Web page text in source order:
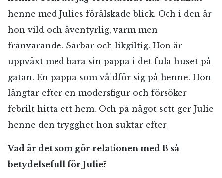
RÖSTA
E-post*
henne med Julies förälskade blick. Och i den är
hon vild och äventyrlig, varm men
frånvarande. Sårbar och likgiltig. Hon är
uppväxt med bara sin pappa i det fula huset på
gatan. En pappa som våldför sig på henne. Hon
längtar efter en modersfigur och försöker
febrilt hitta ett hem. Och på något sett ger Julie
henne den trygghet hon suktar efter.
Vad är det som gör relationen med B så
betydelsefull för Julie?